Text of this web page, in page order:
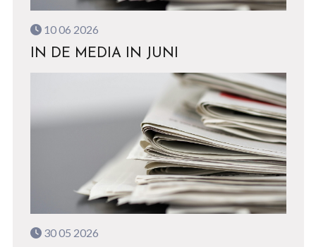
10 06 2026
IN DE MEDIA IN JUNI
30 05 2026